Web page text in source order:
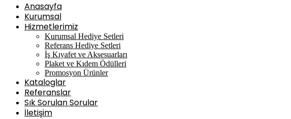
Anasayfa
Kurumsal
Hizmetlerimiz
Kurumsal Hediye Setleri
Referans Hediye Setleri
İş Kıyafet ve Aksesuarları
Plaket ve Kıdem Ödülleri
Promosyon Ürünler
Kataloglar
Referanslar
Sık Sorulan Sorular
İletişim